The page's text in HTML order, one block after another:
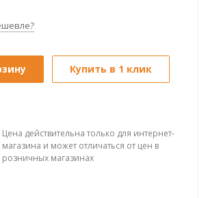
Купить в 1 клик
Цена действительна только для интернет-
магазина и может отличаться от цен в
розничных магазинах